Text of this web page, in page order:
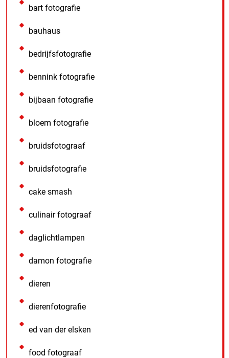
bart fotografie
bauhaus
bedrijfsfotografie
bennink fotografie
bijbaan fotografie
bloem fotografie
bruidsfotograaf
bruidsfotografie
cake smash
culinair fotograaf
daglichtlampen
damon fotografie
dieren
dierenfotografie
ed van der elsken
food fotograaf